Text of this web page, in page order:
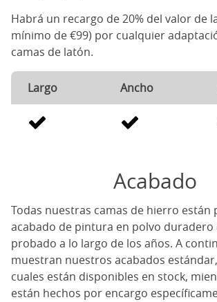
Habrá un recargo de 20% del valor de
mínimo de €99) por cualquier
camas de latón.
Largo Ancho
Acabado
Todas nuestras camas de hierro están
acabado de pintura en polvo duradero
probado a lo largo de los años. A
muestran nuestros acabados
cuales están disponibles en stock,
están hechos por encargo